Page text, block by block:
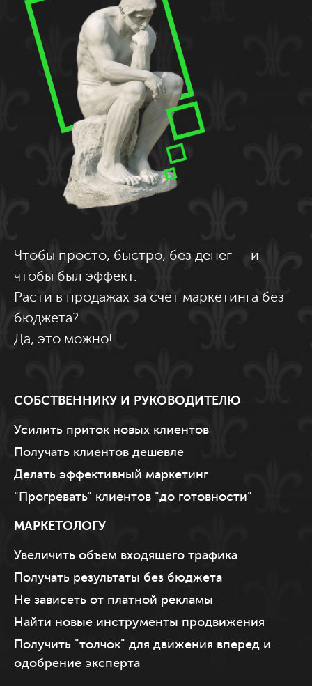
Чтобы просто, быстро, без денег — и
чтобы был эффект.
Расти в продажах за счет маркетинга без
бюджета?
Да, это можно!
СОБСТВЕННИКУ И РУКОВОДИТЕЛЮ
Усилить приток новых клиентов
Получать клиентов дешевле
Делать эффективный маркетинг
"Прогревать" клиентов "до готовности"
МАРКЕТОЛОГУ
Увеличить объем входящего трафика
Получать результаты без бюджета
Не зависеть от платной рекламы
Найти новые инструменты продвижения
Получить "толчок" для движения вперед и
одобрение эксперта